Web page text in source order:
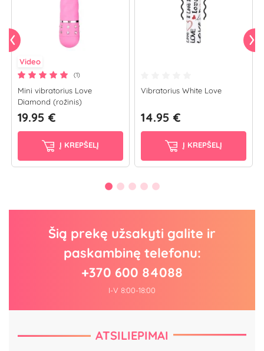
Video
(1)
Mini vibratorius Love
Diamond (rožinis)
19.95 €
Į KREPŠELĮ
Vibratorius White Love
14.95 €
Į KREPŠELĮ
Šią prekę užsakyti galite ir
paskambinę telefonu:
+370 600 84088
I-V 8:00-18:00
ATSILIEPIMAI